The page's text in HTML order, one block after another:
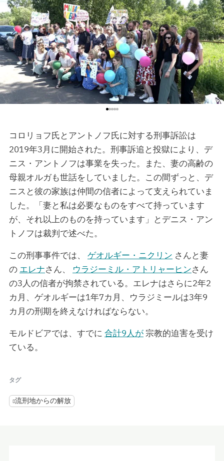
2024年6月14日、友人や家族と解放された信者
コロリョフ氏とアントノフ氏に対する刑事訴訟は
2019年3月に開始された。刑事訴追と投獄により、デ
ニス・アントノフは事業を失った。また、妻の高齢の
母親オルガも世話をしていました。この間ずっと、デ
ニスと彼の家族は仲間の信者によって支えられていま
した。「妻と私は必要なものをすべて持っています
が、それ以上のものを持っています」とデニス・アン
トノフは裁判で述べた。
この刑事事件では、 ゲオルギー・ニクリン さんと妻
の エレナさん、 ウラジーミル・アトリャーヒンさん
の3人の信者が拘禁されている。エレナはさらに2年2
カ月、ゲオルギーは1年7カ月、ウラジミールは3年9
カ月の刑期を終えなければならない。
モルドビアでは、すでに 合計9人が宗教的迫害を受け
ている。
タグ
流刑地からの解放